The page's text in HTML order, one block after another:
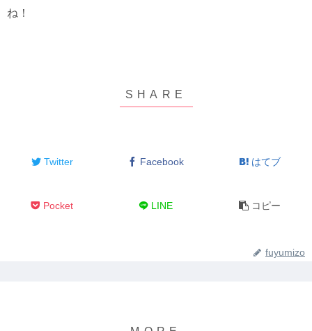
ね！
Twitter Facebook はてブ
Pocket LINE コピー
fuyumizo